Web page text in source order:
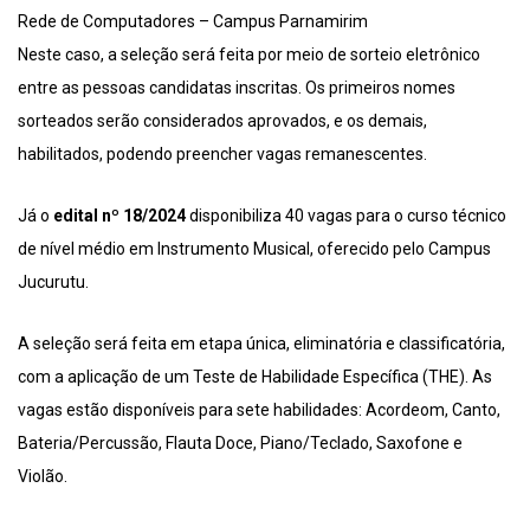
Rede de Computadores – Campus Parnamirim
Neste caso, a seleção será feita por meio de sorteio eletrônico
entre as pessoas candidatas inscritas. Os primeiros nomes
sorteados serão considerados aprovados, e os demais,
habilitados, podendo preencher vagas remanescentes.
Já o edital nº 18/2024disponibiliza 40 vagas para o curso técnico
de nível médio em Instrumento Musical, oferecido pelo Campus
Jucurutu.
A seleção será feita em etapa única, eliminatória e classificatória,
com a aplicação de um Teste de Habilidade Específica (THE). As
vagas estão disponíveis para sete habilidades: Acordeom, Canto,
Bateria/Percussão, Flauta Doce, Piano/Teclado, Saxofone e
Violão.